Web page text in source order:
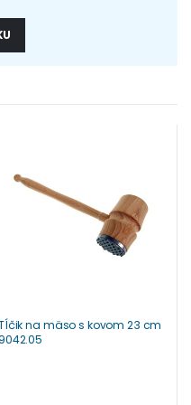
na mäso s kovom 23 cm